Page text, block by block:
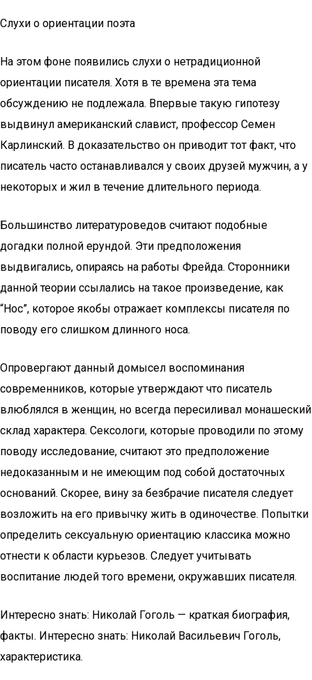
Слухи о ориентации поэта
На этом фоне появились слухи о нетрадиционной
ориентации писателя. Хотя в те времена эта тема
обсуждению не подлежала. Впервые такую гипотезу
выдвинул американский славист, профессор Семен
Карлинский. В доказательство он приводит тот факт, что
писатель часто останавливался у своих друзей мужчин, а у
некоторых и жил в течение длительного периода.
Большинство литературоведов считают подобные
догадки полной ерундой. Эти предположения
выдвигались, опираясь на работы Фрейда. Сторонники
данной теории ссылались на такое произведение, как
“Нос”, которое якобы отражает комплексы писателя по
поводу его слишком длинного носа.
Опровергают данный домысел воспоминания
современников, которые утверждают что писатель
влюблялся в женщин, но всегда пересиливал монашеский
склад характера. Сексологи, которые проводили по этому
поводу исследование, считают это предположение
недоказанным и не имеющим под собой достаточных
оснований. Скорее, вину за безбрачие писателя следует
возложить на его привычку жить в одиночестве. Попытки
определить сексуальную ориентацию классика можно
отнести к области курьезов. Следует учитывать
воспитание людей того времени, окружавших писателя.
Интересно знать: Николай Гоголь — краткая биография,
факты. Интересно знать: Николай Васильевич Гоголь,
характеристика.